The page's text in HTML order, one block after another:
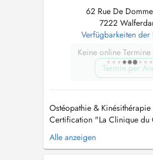
62 Rue De
7222
Verfügbarkeiten der
Keine online
Termin per
Ostéopathie &
Certification "La Clinique du
Préparation mentale.
santé dans le sport et en
Alle anzeigen